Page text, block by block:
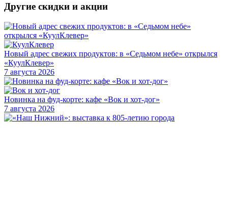
Другие скидки и акции
Новый адрес свежих продуктов: в «Седьмом небе» открылся
«КуулКлевер»
7 августа 2026
Новинка на фуд-корте: кафе «Вок и хот-дог»
7 августа 2026